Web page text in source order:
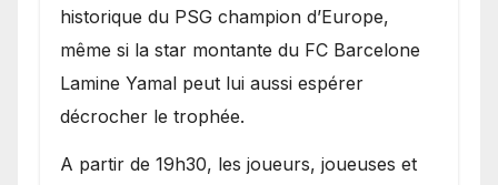
historique du PSG champion d’Europe,
même si la star montante du FC Barcelone
Lamine Yamal peut lui aussi espérer
décrocher le trophée.
A partir de 19h30, les joueurs, joueuses et